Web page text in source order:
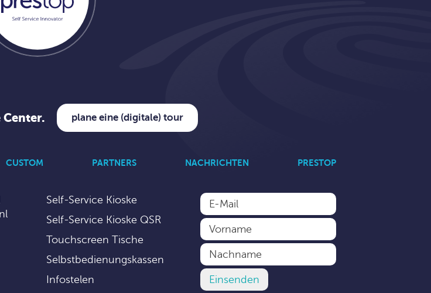
plane eine (digitale) tour
CUSTOM PARTNERS NACHRICHTEN PRESTOP
Self-Service Kioske
Self-Service Kioske QSR
Touchscreen Tische
Selbstbedienungskassen
Infostelen